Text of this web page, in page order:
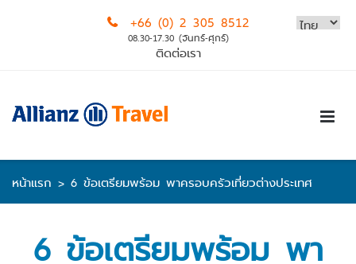
+66 (0) 2 305 8512
08.30-17.30 (จันทร์-ศุกร์)
ติดต่อเรา
หน้าแรก > 6 ข้อเตรียมพร้อม พาครอบครัวเที่ยวต่างประเทศ
6 ข้อเตรียมพร้อม พา